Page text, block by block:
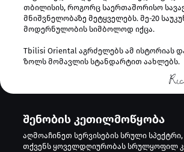
თბილისის
ხელმისაწვდომი ცხოვრება
თანამედროვე
უსაფრთხოება და
თბილისის, როგორც საერთაშორისო
მნიშვნელობაზე მეტყველებს. მე-20
მოდერნულობის სიმბოლოდ იქცა.
Tbilisi Oriental აგრძელებს ამ ისტორიას
ზოლს მომავლის სტანდარტით აახლებს.
შენობის კეთილმოწყობა
აღმოაჩინეთ სერვისების სრული
თქვენს ყოველდღიურობას სრულყოფილ